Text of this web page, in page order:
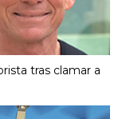
tras clamar a